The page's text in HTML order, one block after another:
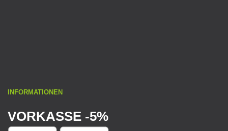
INFORMATIONEN
VORKASSE -5%